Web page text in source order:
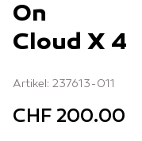
On
Cloud X 4
Artikel: 237613-011
CHF 200.00